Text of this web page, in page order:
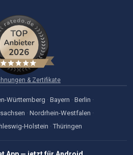
& Zertifikate
Württemberg · Bayern · Berlin ·
· Nordrhein-Westfalen ·
Holstein · Thüringen